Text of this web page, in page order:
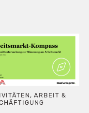
,ARBEIT &